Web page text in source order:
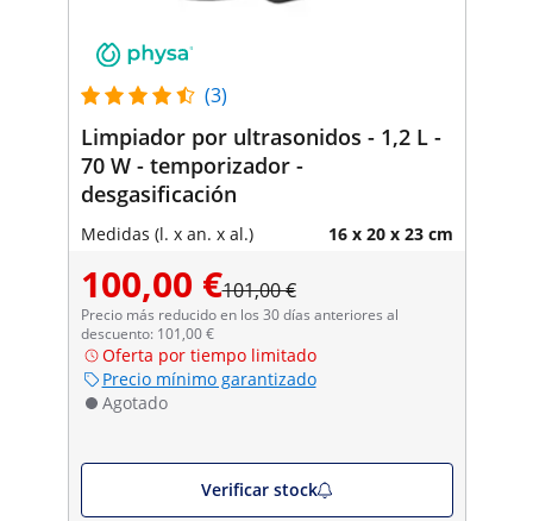
(3)
Limpiador por ultrasonidos - 1,2 L -
70 W - temporizador -
desgasificación
Medidas (l. x an. x al.) 16 x 20 x 23 cm
100,00 €101,00 €
Precio más reducido en los 30 días anteriores al
descuento: 101,00 €
Oferta por tiempo limitado
Precio mínimo garantizado
Agotado
Verificar stock